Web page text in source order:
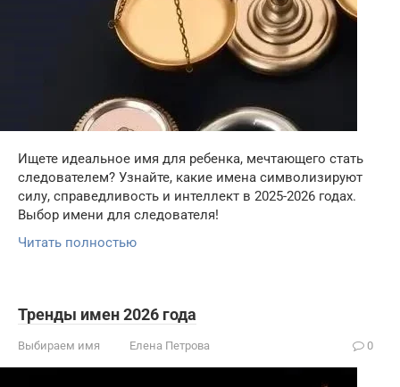
Ищете идеальное имя для ребенка, мечтающего стать
следователем? Узнайте, какие имена символизируют
силу, справедливость и интеллект в 2025-2026 годах.
Выбор имени для следователя!
Читать полностью
Тренды имен 2026 года
Выбираем имя Елена Петрова 0